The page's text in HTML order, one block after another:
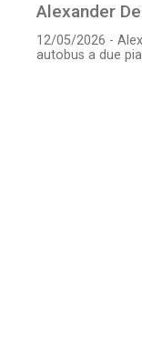
Alexander
12/05/2026 -
autobus a due